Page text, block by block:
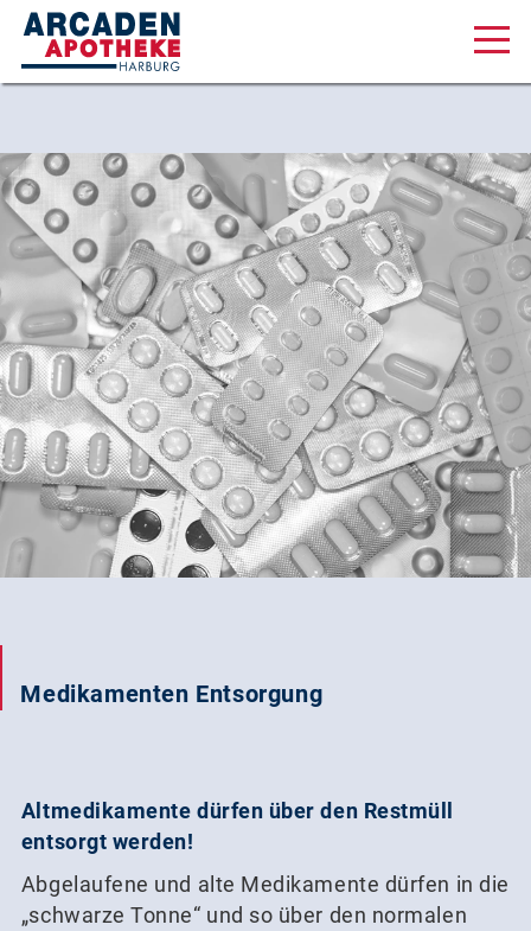
Lüneburger Str. 45, 21073 Hamburg
040 30 09 21 21
AKTUELL GEÖFFNET
Unsere Serviceleistungen
Über uns
Karriere
Online Shop
Medikamenten Entsorgung
Altmedikamente dürfen über den Restmüll
entsorgt werden!
Abgelaufene und alte Medikamente dürfen in die
„schwarze Tonne“ und so über den normalen